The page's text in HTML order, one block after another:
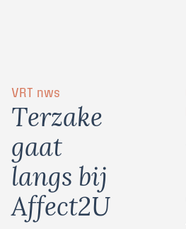
VRT nws
Terzake
gaat
langs bij
Affect2U